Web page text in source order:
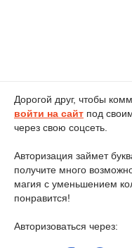
Дорогой друг, чтобы
войти на сайт под
через свою соцсеть.
Авторизация займет
получите много
магия с уменьшением
понравится!
Авторизоваться через: